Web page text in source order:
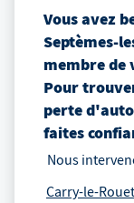
Vous avez
Septèmes-
membre de
Pour
perte
faites
Nous
Carry-le-Rouet